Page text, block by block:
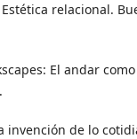
relacional.
El andar
invención de lo